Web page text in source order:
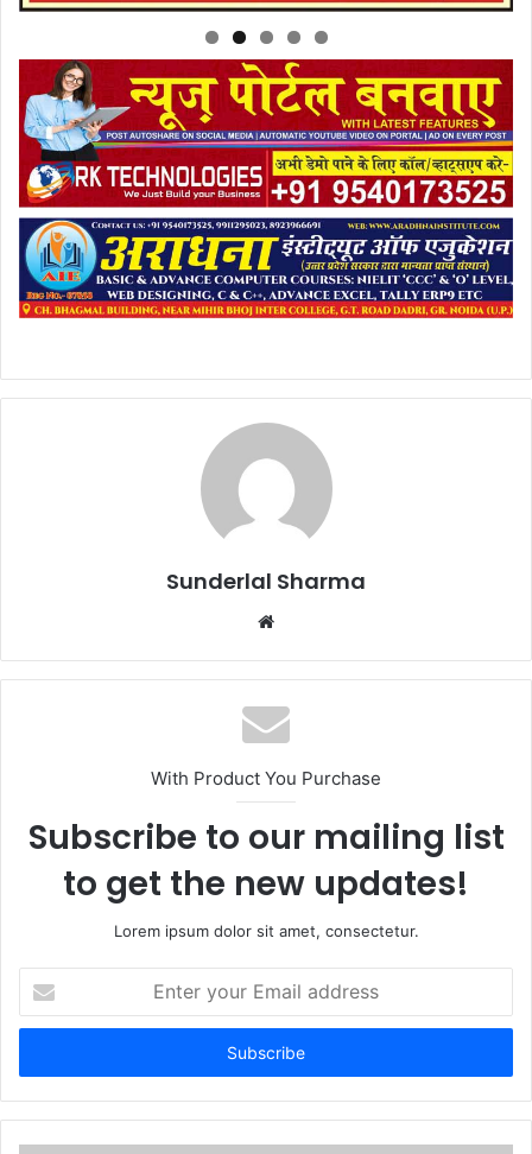
Sunderlal Sharma
Website
With Product You Purchase
Subscribe to our mailing list
to get the new updates!
Lorem ipsum dolor sit amet, consectetur.
your
Email